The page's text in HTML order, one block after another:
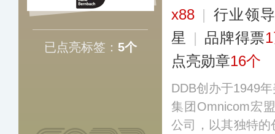
已点亮标签： 5个
x88 | 行业领
星
| 品牌得票
点亮勋章16个
DDB创办于1949
集团Omnicom宏
公司，以其独特